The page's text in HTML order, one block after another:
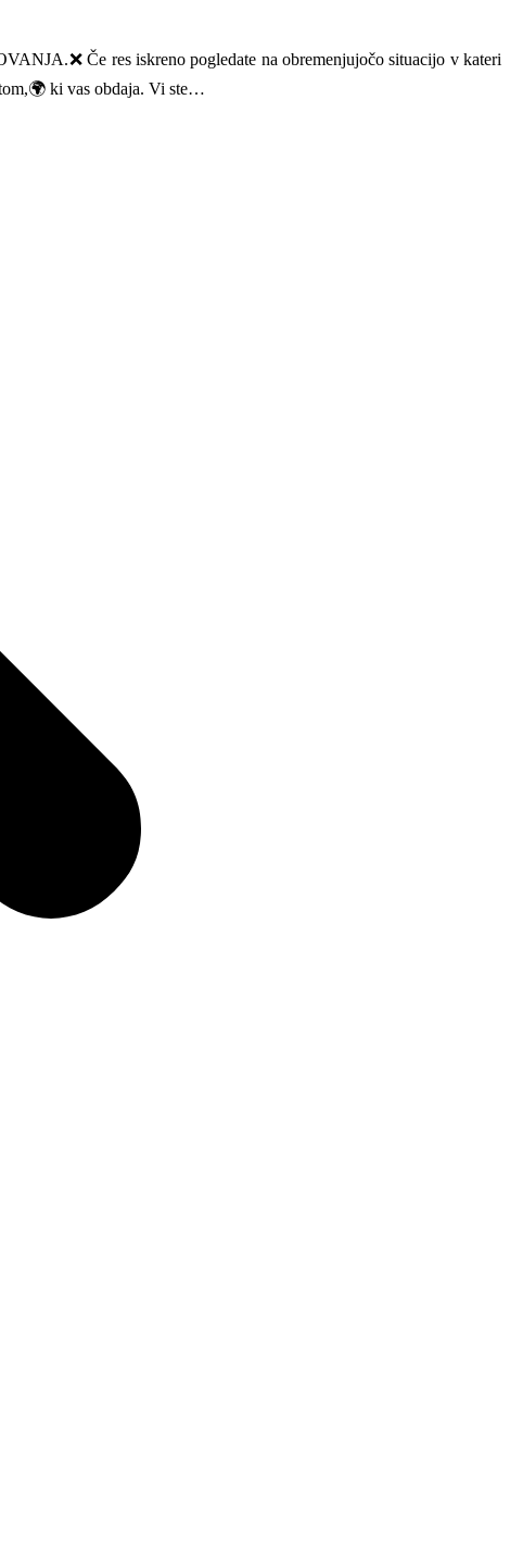
Če res iskreno pogledate na obremenjujočo situacijo v kateri
ki vas obdaja. Vi ste…